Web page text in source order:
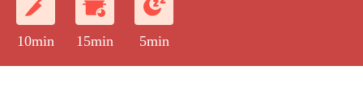
10min 15min 5min